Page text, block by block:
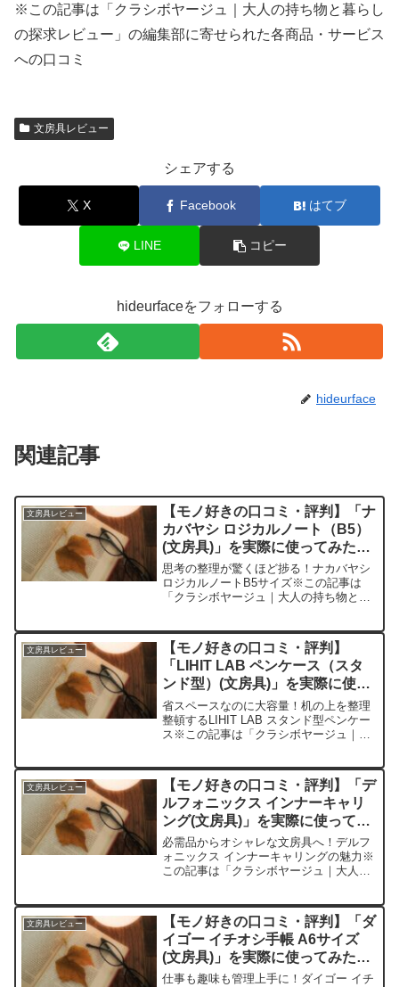
※この記事は「クラシボヤージュ｜大人の持ち物と暮らし
の探求レビュー」の編集部に寄せられた各商品・サービス
への口コミ
文房具レビュー
シェアする
X Facebook はてブ
LINE コピー
hideurfaceをフォローする
hideurface
関連記事
文房具レビュー
【モノ好きの口コミ・評判】「ナ
カバヤシ ロジカルノート（B5）
(文房具)」を実際に使ってみた正
直感想
思考の整理が驚くほど捗る！ナカバヤシ
ロジカルノートB5サイズ※この記事は
「クラシボヤージュ｜大人の持ち物と暮
編集部が紹介したいのが「ナカバヤシ ロ
ジカルノート（B5サ...
文房具レビュー
【モノ好きの口コミ・評判】
「LIHIT LAB ペンケース（スタ
ンド型）(文房具)」を実際に使っ
てみた正直感想
省スペースなのに大容量！机の上を整理
整頓するLIHIT LAB スタンド型ペンケー
ス※この記事は「クラシボヤージュ｜大
の口コミ今日、編集部が紹介したいのが
「LIHIT ...
文房具レビュー
【モノ好きの口コミ・評判】「デ
ルフォニックス インナーキャリ
ング(文房具)」を実際に使ってみ
た正直感想
必需品からオシャレな文房具へ！デルフ
ォニックス インナーキャリングの魅力※
この記事は「クラシボヤージュ｜大人の
コミ今日、編集部が紹介したいのが「デ
ルフォニックス インナ...
文房具レビュー
【モノ好きの口コミ・評判】「ダ
イゴー イチオシ手帳 A6サイズ
(文房具)」を実際に使ってみた正
直感想
仕事も趣味も管理上手に！ダイゴー イチ